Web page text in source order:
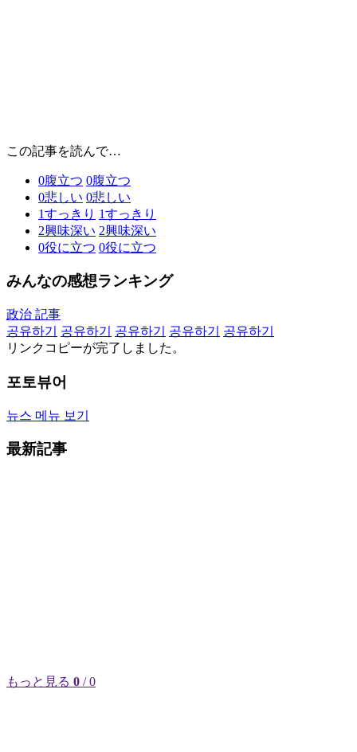
この記事を読んで…
0腹立つ 0腹立つ
0悲しい 0悲しい
1すっきり 1すっきり
2興味深い 2興味深い
0役に立つ 0役に立つ
みんなの感想ランキング
政治 記事
공유하기
공유하기 공유하기 공유하기
공유하기
リンクコピーが完了しました。
포토뷰어
뉴스 메뉴 보기
最新記事
もっと見る 0 / 0